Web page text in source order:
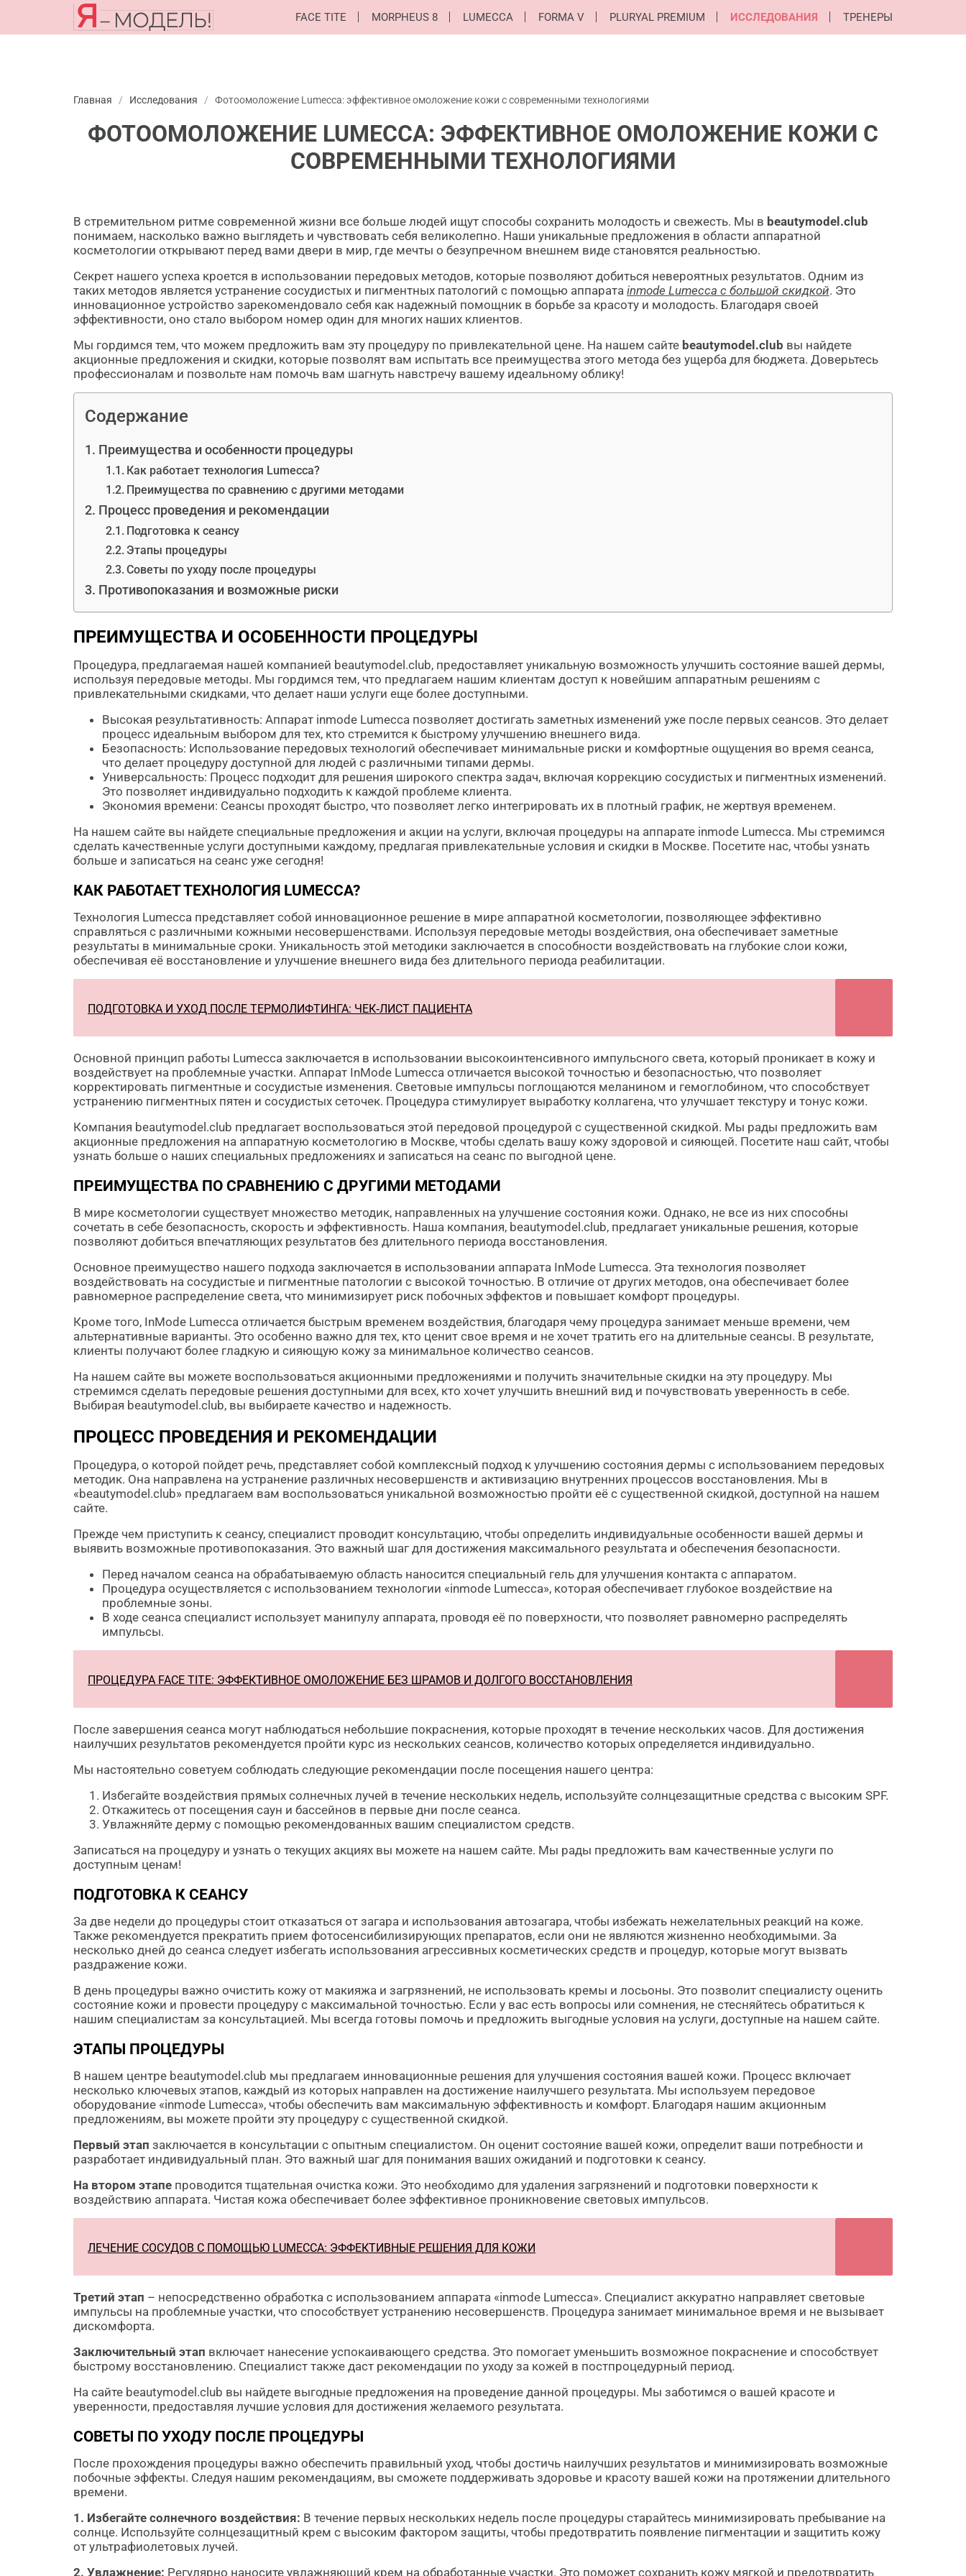
FACE TITE MORPHEUS 8 LUMECCA FORMA V PLURYAL PREMIUM ИССЛЕДОВАНИЯ ТРЕНЕРЫ
Главная / Исследования / Фотоомоложение Lumecca: эффективное омоложение кожи с современными технологиями
ФОТООМОЛОЖЕНИЕ LUMECCA: ЭФФЕКТИВНОЕ ОМОЛОЖЕНИЕ КОЖИ С
СОВРЕМЕННЫМИ ТЕХНОЛОГИЯМИ
В стремительном ритме современной жизни все больше людей ищут способы сохранить молодость и свежесть. Мы в beautymodel.club
понимаем, насколько важно выглядеть и чувствовать себя великолепно. Наши уникальные предложения в области аппаратной
косметологии открывают перед вами двери в мир, где мечты о безупречном внешнем виде становятся реальностью.
Секрет нашего успеха кроется в использовании передовых методов, которые позволяют добиться невероятных результатов. Одним из
таких методов является устранение сосудистых и пигментных патологий с помощью аппарата inmode Lumecca с большой скидкой. Это
инновационное устройство зарекомендовало себя как надежный помощник в борьбе за красоту и молодость. Благодаря своей
эффективности, оно стало выбором номер один для многих наших клиентов.
Мы гордимся тем, что можем предложить вам эту процедуру по привлекательной цене. На нашем сайте beautymodel.club вы найдете
акционные предложения и скидки, которые позволят вам испытать все преимущества этого метода без ущерба для бюджета. Доверьтесь
профессионалам и позвольте нам помочь вам шагнуть навстречу вашему идеальному облику!
Содержание
Преимущества и особенности процедуры
Как работает технология Lumecca?
Преимущества по сравнению с другими методами
Процесс проведения и рекомендации
Подготовка к сеансу
Этапы процедуры
Советы по уходу после процедуры
Противопоказания и возможные риски
ПРЕИМУЩЕСТВА И ОСОБЕННОСТИ ПРОЦЕДУРЫ
Процедура, предлагаемая нашей компанией beautymodel.club, предоставляет уникальную возможность улучшить состояние вашей дермы,
используя передовые методы. Мы гордимся тем, что предлагаем нашим клиентам доступ к новейшим аппаратным решениям с
привлекательными скидками, что делает наши услуги еще более доступными.
Высокая результативность: Аппарат inmode Lumecca позволяет достигать заметных изменений уже после первых сеансов. Это делает
процесс идеальным выбором для тех, кто стремится к быстрому улучшению внешнего вида.
Безопасность: Использование передовых технологий обеспечивает минимальные риски и комфортные ощущения во время сеанса,
что делает процедуру доступной для людей с различными типами дермы.
Универсальность: Процесс подходит для решения широкого спектра задач, включая коррекцию сосудистых и пигментных изменений.
Это позволяет индивидуально подходить к каждой проблеме клиента.
Экономия времени: Сеансы проходят быстро, что позволяет легко интегрировать их в плотный график, не жертвуя временем.
На нашем сайте вы найдете специальные предложения и акции на услуги, включая процедуры на аппарате inmode Lumecca. Мы стремимся
сделать качественные услуги доступными каждому, предлагая привлекательные условия и скидки в Москве. Посетите нас, чтобы узнать
больше и записаться на сеанс уже сегодня!
КАК РАБОТАЕТ ТЕХНОЛОГИЯ LUMECCA?
Технология Lumecca представляет собой инновационное решение в мире аппаратной косметологии, позволяющее эффективно
справляться с различными кожными несовершенствами. Используя передовые методы воздействия, она обеспечивает заметные
результаты в минимальные сроки. Уникальность этой методики заключается в способности воздействовать на глубокие слои кожи,
обеспечивая её восстановление и улучшение внешнего вида без длительного периода реабилитации.
ПОДГОТОВКА И УХОД ПОСЛЕ ТЕРМОЛИФТИНГА: ЧЕК‑ЛИСТ ПАЦИЕНТА
Основной принцип работы Lumecca заключается в использовании высокоинтенсивного импульсного света, который проникает в кожу и
воздействует на проблемные участки. Аппарат InMode Lumecca отличается высокой точностью и безопасностью, что позволяет
корректировать пигментные и сосудистые изменения. Световые импульсы поглощаются меланином и гемоглобином, что способствует
устранению пигментных пятен и сосудистых сеточек. Процедура стимулирует выработку коллагена, что улучшает текстуру и тонус кожи.
Компания beautymodel.club предлагает воспользоваться этой передовой процедурой с существенной скидкой. Мы рады предложить вам
акционные предложения на аппаратную косметологию в Москве, чтобы сделать вашу кожу здоровой и сияющей. Посетите наш сайт, чтобы
узнать больше о наших специальных предложениях и записаться на сеанс по выгодной цене.
ПРЕИМУЩЕСТВА ПО СРАВНЕНИЮ С ДРУГИМИ МЕТОДАМИ
В мире косметологии существует множество методик, направленных на улучшение состояния кожи. Однако, не все из них способны
сочетать в себе безопасность, скорость и эффективность. Наша компания, beautymodel.club, предлагает уникальные решения, которые
позволяют добиться впечатляющих результатов без длительного периода восстановления.
Основное преимущество нашего подхода заключается в использовании аппарата InMode Lumecca. Эта технология позволяет
воздействовать на сосудистые и пигментные патологии с высокой точностью. В отличие от других методов, она обеспечивает более
равномерное распределение света, что минимизирует риск побочных эффектов и повышает комфорт процедуры.
Кроме того, InMode Lumecca отличается быстрым временем воздействия, благодаря чему процедура занимает меньше времени, чем
альтернативные варианты. Это особенно важно для тех, кто ценит свое время и не хочет тратить его на длительные сеансы. В результате,
клиенты получают более гладкую и сияющую кожу за минимальное количество сеансов.
На нашем сайте вы можете воспользоваться акционными предложениями и получить значительные скидки на эту процедуру. Мы
стремимся сделать передовые решения доступными для всех, кто хочет улучшить внешний вид и почувствовать уверенность в себе.
Выбирая beautymodel.club, вы выбираете качество и надежность.
ПРОЦЕСС ПРОВЕДЕНИЯ И РЕКОМЕНДАЦИИ
Процедура, о которой пойдет речь, представляет собой комплексный подход к улучшению состояния дермы с использованием передовых
методик. Она направлена на устранение различных несовершенств и активизацию внутренних процессов восстановления. Мы в
«beautymodel.club» предлагаем вам воспользоваться уникальной возможностью пройти её с существенной скидкой, доступной на нашем
сайте.
Прежде чем приступить к сеансу, специалист проводит консультацию, чтобы определить индивидуальные особенности вашей дермы и
выявить возможные противопоказания. Это важный шаг для достижения максимального результата и обеспечения безопасности.
Перед началом сеанса на обрабатываемую область наносится специальный гель для улучшения контакта с аппаратом.
Процедура осуществляется с использованием технологии «inmode Lumecca», которая обеспечивает глубокое воздействие на
проблемные зоны.
В ходе сеанса специалист использует манипулу аппарата, проводя её по поверхности, что позволяет равномерно распределять
импульсы.
ПРОЦЕДУРА FACE TITE: ЭФФЕКТИВНОЕ ОМОЛОЖЕНИЕ БЕЗ ШРАМОВ И ДОЛГОГО ВОССТАНОВЛЕНИЯ
После завершения сеанса могут наблюдаться небольшие покраснения, которые проходят в течение нескольких часов. Для достижения
наилучших результатов рекомендуется пройти курс из нескольких сеансов, количество которых определяется индивидуально.
Мы настоятельно советуем соблюдать следующие рекомендации после посещения нашего центра:
Избегайте воздействия прямых солнечных лучей в течение нескольких недель, используйте солнцезащитные средства с высоким SPF.
Откажитесь от посещения саун и бассейнов в первые дни после сеанса.
Увлажняйте дерму с помощью рекомендованных вашим специалистом средств.
Записаться на процедуру и узнать о текущих акциях вы можете на нашем сайте. Мы рады предложить вам качественные услуги по
доступным ценам!
ПОДГОТОВКА К СЕАНСУ
За две недели до процедуры стоит отказаться от загара и использования автозагара, чтобы избежать нежелательных реакций на коже.
Также рекомендуется прекратить прием фотосенсибилизирующих препаратов, если они не являются жизненно необходимыми. За
несколько дней до сеанса следует избегать использования агрессивных косметических средств и процедур, которые могут вызвать
раздражение кожи.
В день процедуры важно очистить кожу от макияжа и загрязнений, не использовать кремы и лосьоны. Это позволит специалисту оценить
состояние кожи и провести процедуру с максимальной точностью. Если у вас есть вопросы или сомнения, не стесняйтесь обратиться к
нашим специалистам за консультацией. Мы всегда готовы помочь и предложить выгодные условия на услуги, доступные на нашем сайте.
ЭТАПЫ ПРОЦЕДУРЫ
В нашем центре beautymodel.club мы предлагаем инновационные решения для улучшения состояния вашей кожи. Процесс включает
несколько ключевых этапов, каждый из которых направлен на достижение наилучшего результата. Мы используем передовое
оборудование «inmode Lumecca», чтобы обеспечить вам максимальную эффективность и комфорт. Благодаря нашим акционным
предложениям, вы можете пройти эту процедуру с существенной скидкой.
Первый этап заключается в консультации с опытным специалистом. Он оценит состояние вашей кожи, определит ваши потребности и
разработает индивидуальный план. Это важный шаг для понимания ваших ожиданий и подготовки к сеансу.
На втором этапе проводится тщательная очистка кожи. Это необходимо для удаления загрязнений и подготовки поверхности к
воздействию аппарата. Чистая кожа обеспечивает более эффективное проникновение световых импульсов.
ЛЕЧЕНИЕ СОСУДОВ С ПОМОЩЬЮ LUMECCA: ЭФФЕКТИВНЫЕ РЕШЕНИЯ ДЛЯ КОЖИ
Третий этап – непосредственно обработка с использованием аппарата «inmode Lumecca». Специалист аккуратно направляет световые
импульсы на проблемные участки, что способствует устранению несовершенств. Процедура занимает минимальное время и не вызывает
дискомфорта.
Заключительный этап включает нанесение успокаивающего средства. Это помогает уменьшить возможное покраснение и способствует
быстрому восстановлению. Специалист также даст рекомендации по уходу за кожей в постпроцедурный период.
На сайте beautymodel.club вы найдете выгодные предложения на проведение данной процедуры. Мы заботимся о вашей красоте и
уверенности, предоставляя лучшие условия для достижения желаемого результата.
СОВЕТЫ ПО УХОДУ ПОСЛЕ ПРОЦЕДУРЫ
После прохождения процедуры важно обеспечить правильный уход, чтобы достичь наилучших результатов и минимизировать возможные
побочные эффекты. Следуя нашим рекомендациям, вы сможете поддерживать здоровье и красоту вашей кожи на протяжении длительного
времени.
1. Избегайте солнечного воздействия: В течение первых нескольких недель после процедуры старайтесь минимизировать пребывание на
солнце. Используйте солнцезащитный крем с высоким фактором защиты, чтобы предотвратить появление пигментации и защитить кожу
от ультрафиолетовых лучей.
2. Увлажнение: Регулярно наносите увлажняющий крем на обработанные участки. Это поможет сохранить кожу мягкой и предотвратить